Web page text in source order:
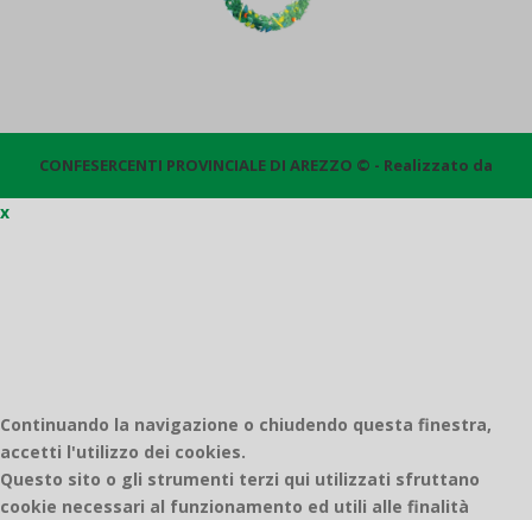
CONFESERCENTI PROVINCIALE DI AREZZO © - Realizzato da
x
Continuando la navigazione o chiudendo questa finestra,
accetti l'utilizzo dei cookies.
Questo sito o gli strumenti terzi qui utilizzati sfruttano
cookie necessari al funzionamento ed utili alle finalità